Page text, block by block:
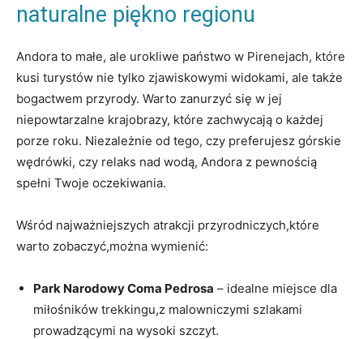
naturalne piękno regionu
Andora to małe, ale urokliwe państwo w Pirenejach, które⁢
kusi turystów nie tylko zjawiskowymi widokami, ale także
bogactwem przyrody.​ Warto ⁣zanurzyć się⁣ w jej
niepowtarzalne krajobrazy, które zachwycają o każdej
porze roku. Niezależnie od tego,⁣ czy preferujesz górskie
wędrówki, czy relaks nad wodą, Andora z pewnością
spełni Twoje oczekiwania.
Wśród najważniejszych atrakcji przyrodniczych,które
warto zobaczyć,można wymienić:
Park Narodowy Coma Pedrosa – idealne miejsce dla⁣
miłośników trekkingu,z malowniczymi szlakami
prowadzącymi na wysoki szczyt.